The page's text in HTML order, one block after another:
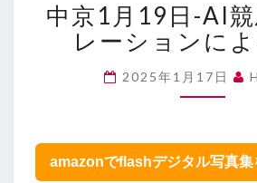
京
1
月
19
日-
馬
シ
中京1月19日-AI
レーションに
2025年1月17日
amazonでflashデジタル写真集